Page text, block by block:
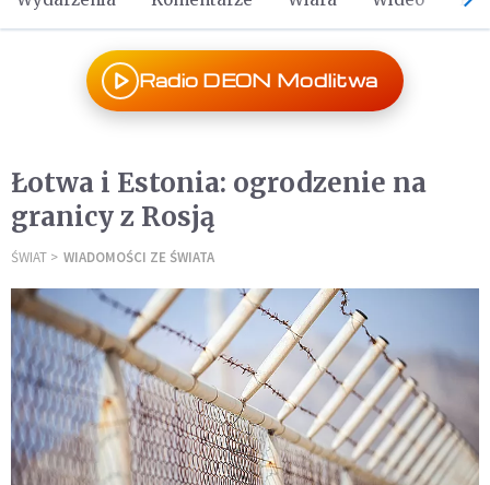
Radio DEON Modlitwa
Łotwa i Estonia: ogrodzenie na
granicy z Rosją
ŚWIAT WIADOMOŚCI ZE ŚWIATA